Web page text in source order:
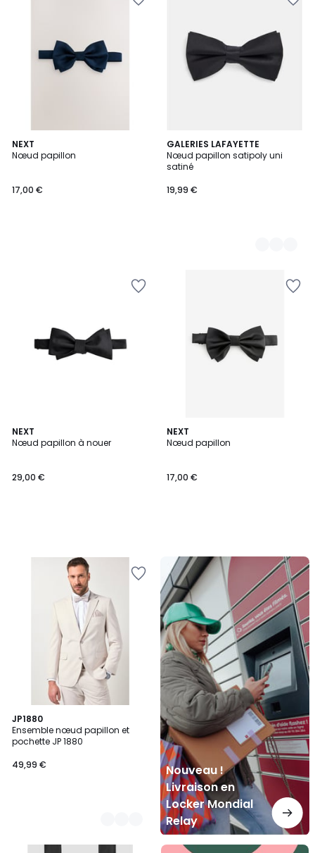
NEXT
Nœud papillon
17,00 €
GALERIES LAFAYETTE
Nœud papillon satipoly uni
satiné
19,99 €
2
Couleurs
NEXT
Nœud papillon à nouer
29,00 €
NEXT
Nœud papillon
17,00 €
JP1880
Ensemble nœud papillon et
pochette JP 1880
49,99 €
2
Couleurs
Nouveau !
Livraison en
Locker Mondial
Relay
Nouveau
Livraison
en
Locker
Mondial
Relay